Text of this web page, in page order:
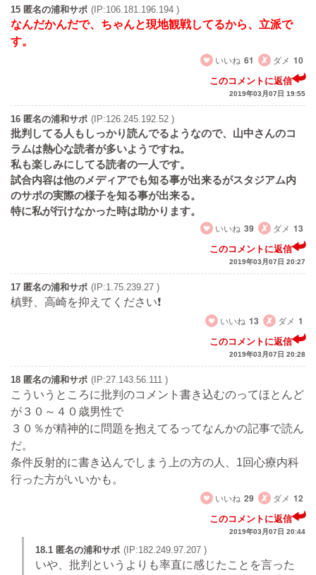
15 匿名の浦和サポ (IP:106.181.196.194 )
なんだかんだで、ちゃんと現地観戦してるから、立派で
す。
いいね 61 ダメ 10
このコメントに返信
2019年03月07日 19:55
16 匿名の浦和サポ (IP:126.245.192.52 )
批判してる人もしっかり読んでるようなので、山中さんのコ
ラムは熱心な読者が多いようですね。
私も楽しみにしてる読者の一人です。
試合内容は他のメディアでも知る事が出来るがスタジアム内
のサポの実際の様子を知る事が出来る。
特に私が行けなかった時は助かります。
いいね 39 ダメ 13
このコメントに返信
2019年03月07日 20:27
17 匿名の浦和サポ (IP:1.75.239.27 )
槙野、高崎を抑えてください❗
いいね 13 ダメ 1
このコメントに返信
2019年03月07日 20:28
18 匿名の浦和サポ (IP:27.143.56.111 )
こういうところに批判のコメント書き込むのってほとんど
が３０～４０歳男性で
３０％が精神的に問題を抱えてるってなんかの記事で読ん
だ。
条件反射的に書き込んでしまう上の方の人、1回心療内科
行った方がいいかも。
いいね 29 ダメ 12
このコメントに返信
2019年03月07日 20:44
18.1 匿名の浦和サポ (IP:182.249.97.207 )
いや、批判というよりも率直に感じたことを言った